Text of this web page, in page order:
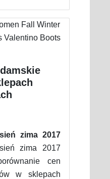
zima 2017
zima 2017
cen
w sklepach